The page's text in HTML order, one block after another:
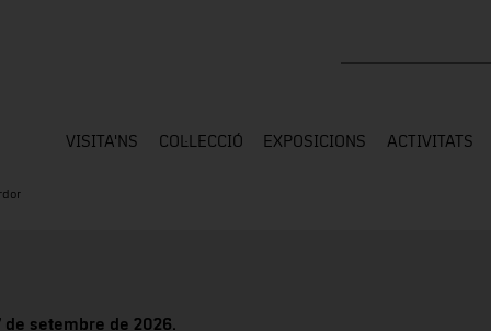
VISITA'NS COL·LECCIÓ EXPOSICIONS ACTIVITATS
de setembre de 2026.